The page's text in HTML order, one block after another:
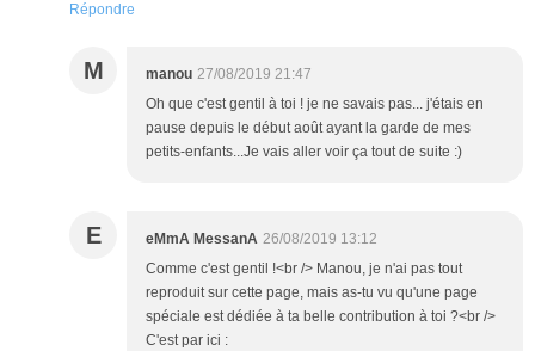
Répondre
M manou 27/08/2019 21:47
Oh que c'est gentil à toi ! je ne savais pas... j'étais en
pause depuis le début août ayant la garde de mes
petits-enfants...Je vais aller voir ça tout de suite :)
E eMmA MessanA 26/08/2019 13:12
Comme c'est gentil !<br /> Manou, je n'ai pas tout
reproduit sur cette page, mais as-tu vu qu'une page
spéciale est dédiée à ta belle contribution à toi ?<br />
C'est par ici :